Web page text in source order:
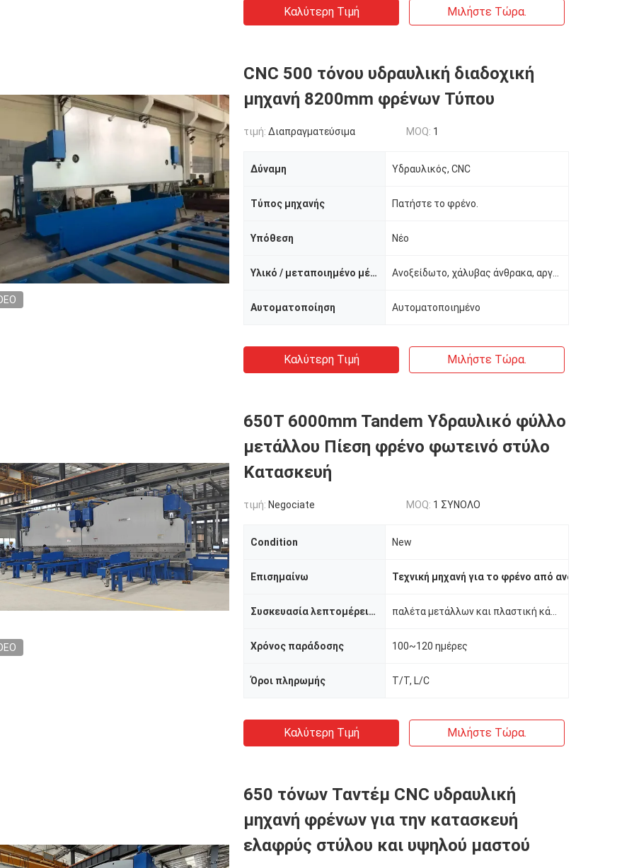
Καλύτερη Τιμή Μιλήστε Τώρα.
CNC 500 τόνου υδραυλική διαδοχική
μηχανή 8200mm φρένων Τύπου
τιμή: Διαπραγματεύσιμα MOQ: 1
Δύναμη Υδραυλικός, CNC
Τύπος μηχανής Πατήστε το φρένο.
Υπόθεση Νέο
Υλικό / μεταποιημένο μέταλλο
Αυτοματοποίηση Αυτοματοποιημένο
Καλύτερη Τιμή Μιλήστε Τώρα.
650T 6000mm Tandem Υδραυλικό φύλλο
μετάλλου Πίεση φρένο φωτεινό στύλο
Κατασκευή
τιμή: Negociate MOQ: 1 ΣΥΝΟΛΟ
Condition New
Επισημαίνω Τεχνική μηχανή για το φρένο από ανοξείδωτο
Συσκευασία λεπτομέρειες
Χρόνος παράδοσης 100~120 ημέρες
Όροι πληρωμής T/T, L/C
Καλύτερη Τιμή Μιλήστε Τώρα.
650 τόνων Ταντέμ CNC υδραυλική
μηχανή φρένων για την κατασκευή
ελαφρύς στύλου και υψηλού μαστού